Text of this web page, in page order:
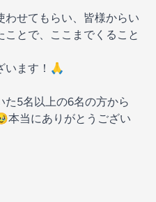
わせてもらい、皆様からい
とで、ここまでくること
います！🙏
た5名以上の6名の方から
本当にありがとうござい